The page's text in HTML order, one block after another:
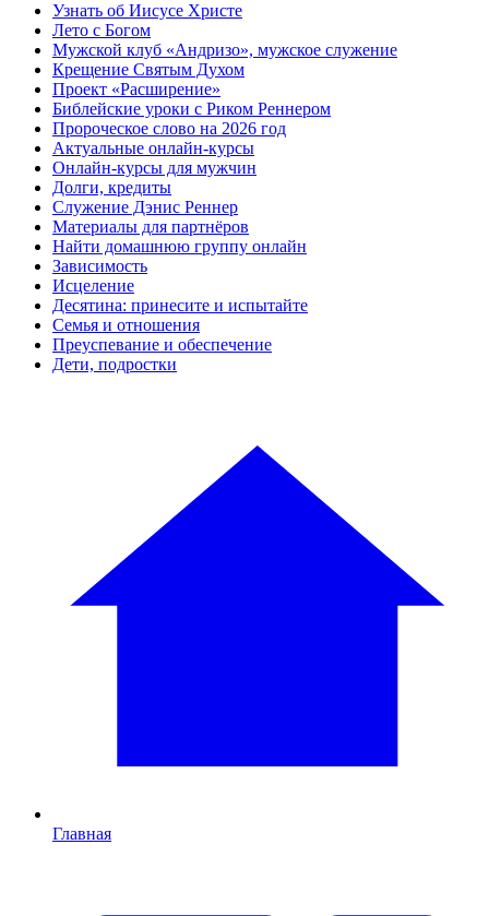
Узнать об Иисусе Христе
Лето с Богом
Мужской клуб «Андризо», мужское служение
Крещение Святым Духом
Проект «Расширение»
Библейские уроки с Риком Реннером
Пророческое слово на 2026 год
Актуальные онлайн-курсы
Онлайн-курсы для мужчин
Долги, кредиты
Служение Дэнис Реннер
Материалы для партнёров
Найти домашнюю группу онлайн
Зависимость
Исцеление
Десятина: принесите и испытайте
Семья и отношения
Преуспевание и обеспечение
Дети, подростки
Главная